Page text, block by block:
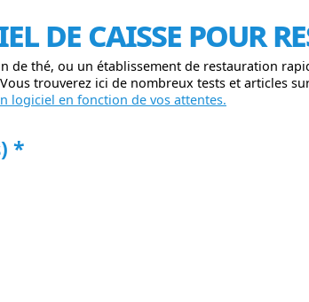
de caisse pour
de thé, ou un établissement de restauration
trouverez ici de nombreux tests et articles
logiciel en fonction de vos attentes.
*